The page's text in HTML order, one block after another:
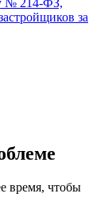
за
время, чтобы